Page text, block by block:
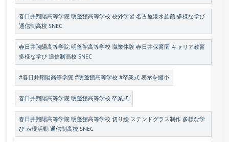
春日井翔陽高等学院 明蓬館高等学校 校外学習 名古屋港水族館 多様な学び
通信制高校 SNEC
春日井翔陽高等学院 明蓬館高等学校 職業体験 春日井保育園 キャリア教育
多様な学び 通信制高校 SNEC
#春日井翔陽高等学院 #明蓬館高等学校 #卒業式 表示を縮小
春日井翔陽高等学院 明蓬館高等学校 卒業式
春日井翔陽高等学院 明蓬館高等学校 切り絵 ステンドグラス制作 多様な学
び 表現活動 通信制高校 SNEC